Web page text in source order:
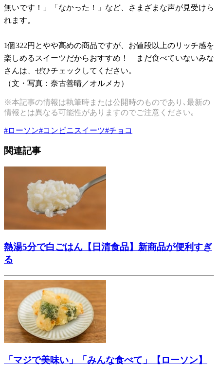
無いです！」「なかった！」など、さまざまな声が見受けら
れます。
1個322円とやや高めの商品ですが、お値段以上のリッチ感を
楽しめるスイーツだからおすすめ！ まだ食べていないみな
さんは、ぜひチェックしてください。
（文・写真：奈古善晴／オルメカ）
※本記事の情報は執筆時または公開時のものであり､最新の
情報とは異なる可能性がありますのでご注意ください｡
#ローソン#コンビニスイーツ#チョコ
関連記事
熱湯5分で白ごはん【日清食品】新商品が便利すぎ
る
「マジで美味い」「みんな食べて」【ローソン】